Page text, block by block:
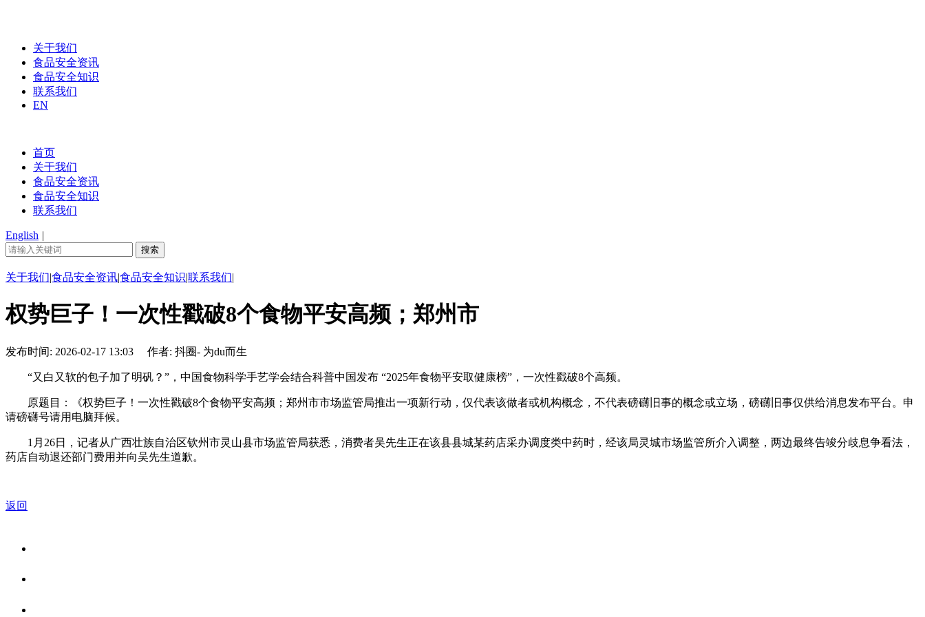
关于我们
食品安全资讯
食品安全知识
联系我们
EN
首页
关于我们
食品安全资讯
食品安全知识
联系我们
English |
关于我们|食品安全资讯|食品安全知识|联系我们|
权势巨子！一次性戳破8个食物平安高频；郑州市
发布时间: 2026-02-17 13:03 作者: 抖圈- 为du而生
“又白又软的包子加了明矾？”，中国食物科学手艺学会结合科普中国发布 “2025年食物平安取健康榜”，一次性戳破8个高频。
原题目：《权势巨子！一次性戳破8个食物平安高频；郑州市市场监管局推出一项新行动，仅代表该做者或机构概念，不代表磅礴旧事的概念或立场，磅礴旧事仅供给消息发布平台。申
请磅礴号请用电脑拜候。
1月26日，记者从广西壮族自治区钦州市灵山县市场监管局获悉，消费者吴先生正在该县县城某药店采办调度类中药时，经该局灵城市场监管所介入调整，两边最终告竣分歧息争看法，
药店自动退还部门费用并向吴先生道歉。
返回